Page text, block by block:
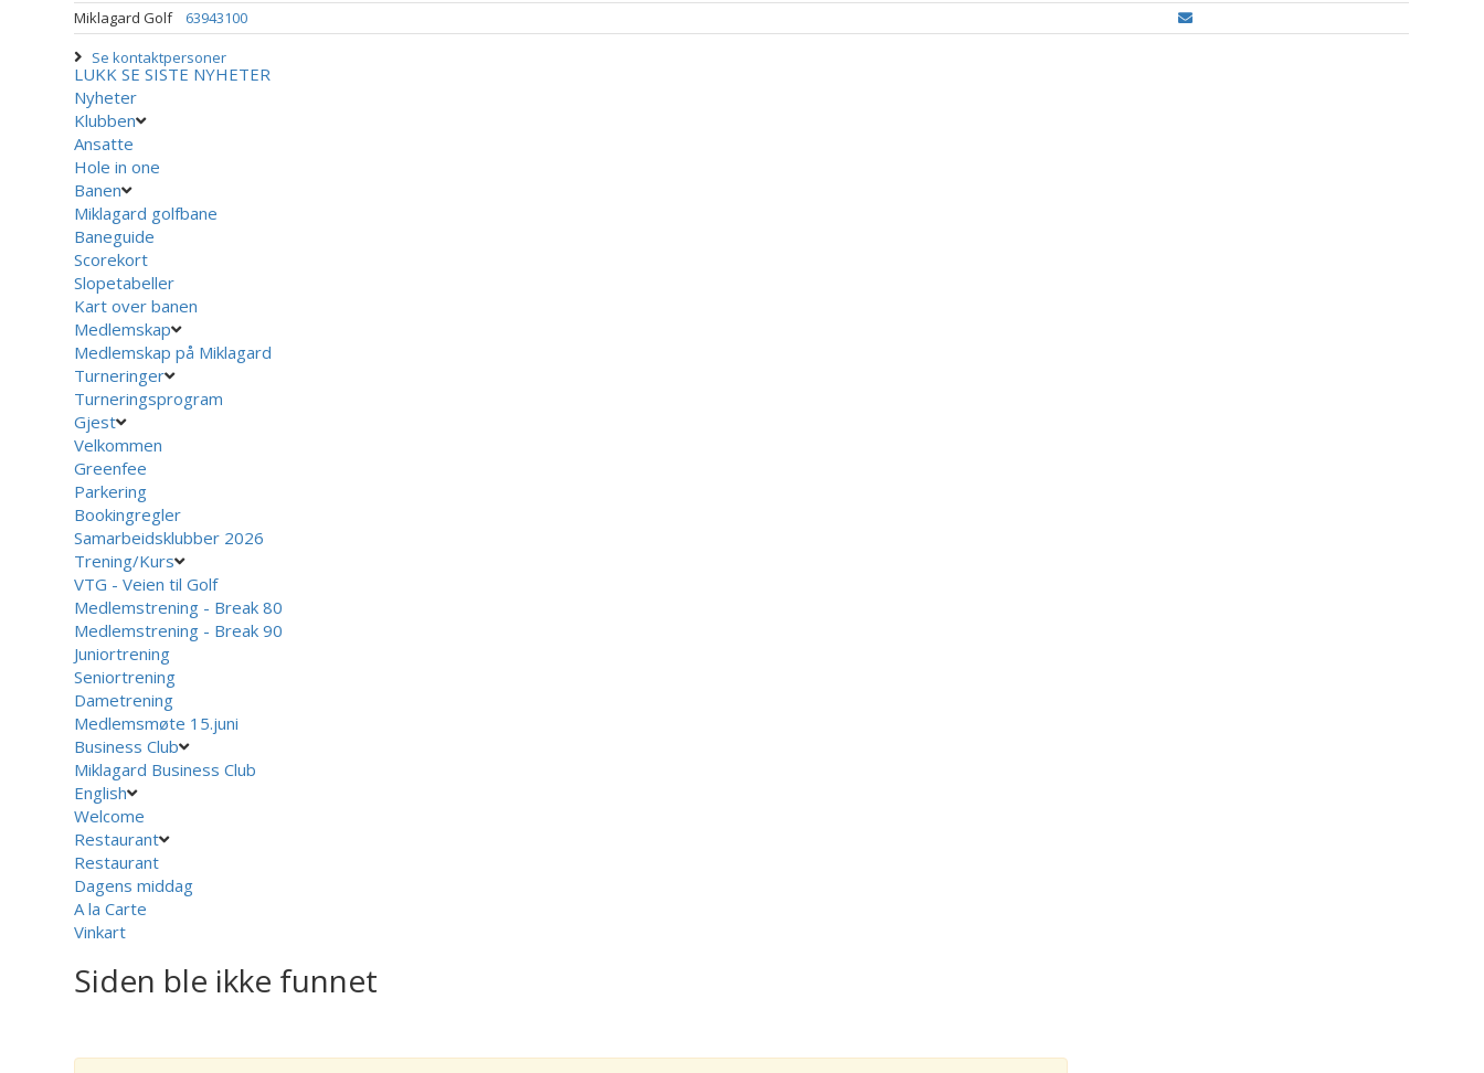
Miklagard Golf
63943100
Se kontaktpersoner
LUKK SE SISTE NYHETER
Nyheter
Klubben
Ansatte
Hole in one
Banen
Miklagard golfbane
Baneguide
Scorekort
Slopetabeller
Kart over banen
Medlemskap
Medlemskap på Miklagard
Turneringer
Turneringsprogram
Gjest
Velkommen
Greenfee
Parkering
Bookingregler
Samarbeidsklubber 2026
Trening/Kurs
VTG - Veien til Golf
Medlemstrening - Break 80
Medlemstrening - Break 90
Juniortrening
Seniortrening
Dametrening
Medlemsmøte 15.juni
Business Club
Miklagard Business Club
English
Welcome
Restaurant
Restaurant
Dagens middag
A la Carte
Vinkart
Siden ble ikke funnet